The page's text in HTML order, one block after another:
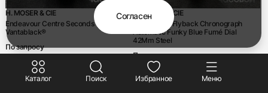
Каталог Поиск Избранное Меню
H. MOSER & CIE
Endeavour Centre Seconds
Vantablack®
По запросу
Коробка + Документы
H. MOSER & CIE
Streamliner Flyback Chronograph
Automatic Funky Blue Fumé Dial
42Mm Steel
По запросу
Новые Коробка + Документы
Согласен